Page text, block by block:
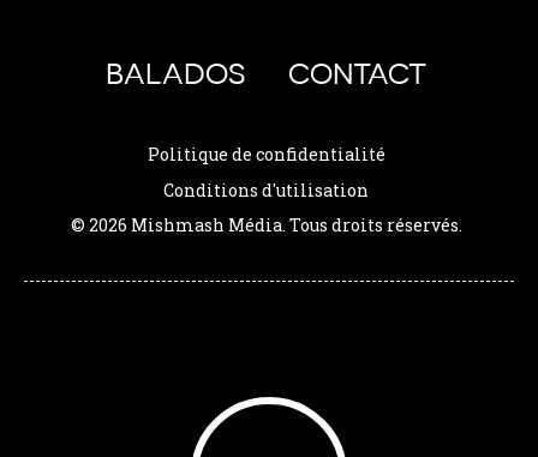
BALADOS CONTACT
Politique de confidentialité
Conditions d'utilisation
© 2026 Mishmash Média. Tous droits réservés.